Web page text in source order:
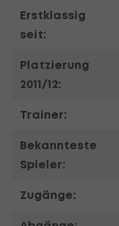
Erstklassig
seit:
Platzierung
2011/12:
Trainer:
Bekannteste
Spieler:
Zugänge: